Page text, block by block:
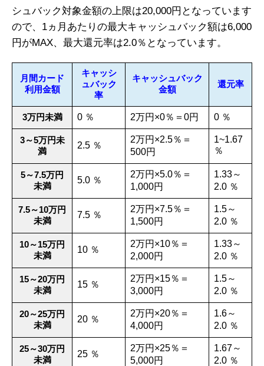
シュバック対象金額の上限は20,000円となっています
ので、1ヵ月あたりの最大キャッシュバック額は6,000
円がMAX、最大還元率は2.0％となっています。
月間カード
利用金額
キャッシ
ュバック
率
キャッシュバック
金額
還元率
3万円未満 0 ％ 2万円×0％＝0円 0 ％
3～5万円未
満
2.5 ％
2万円×2.5％＝
500円
1~1.67
％
5～7.5万円
未満
5.0 ％
2万円×5.0％＝
1,000円
1.33～
2.0 ％
7.5～10万円
未満
7.5 ％
2万円×7.5％＝
1,500円
1.5～
2.0 ％
10～15万円
未満
10 ％
2万円×10％＝
2,000円
1.33～
2.0 ％
15～20万円
未満
15 ％
2万円×15％＝
3,000円
1.5～
2.0 ％
20～25万円
未満
20 ％
2万円×20％＝
4,000円
1.6～
2.0 ％
25～30万円
未満
25 ％
2万円×25％＝
5,000円
1.67～
2.0 ％